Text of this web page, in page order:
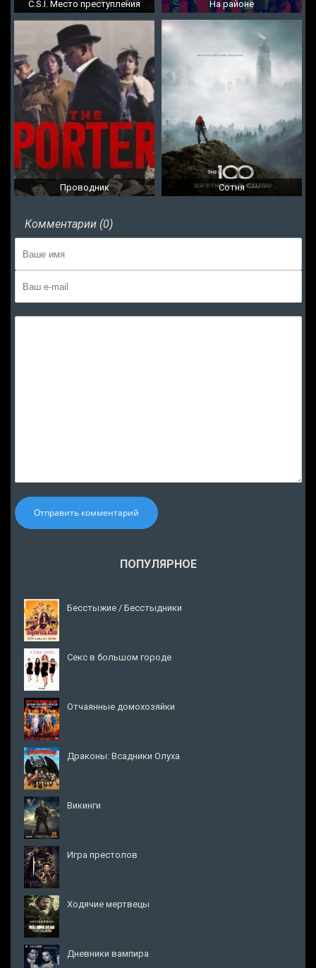
C.S.I. Место преступления На районе
Проводник Сотня
Комментарии (0)
Отправить комментарий
ПОПУЛЯРНОЕ
Бесстыжие / Бесстыдники
Секс в большом городе
Отчаянные домохозяйки
Драконы: Всадники Олуха
Викинги
Игра престолов
Ходячие мертвецы
Дневники вампира